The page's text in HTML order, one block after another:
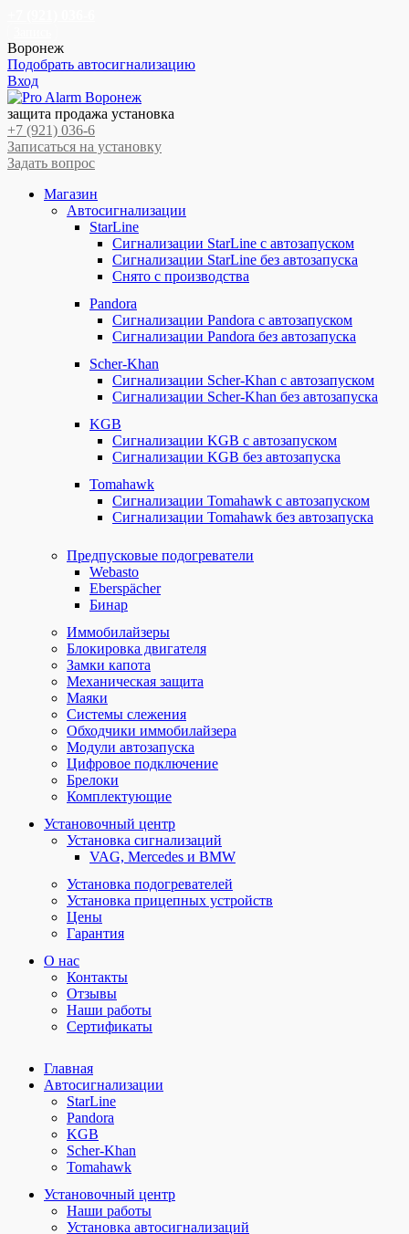
Воронеж
Подобрать автосигнализацию
Вход
Перейти
к
навигации
Перейти
к
содержимому
защита продажа установка
+7 (921) 036-6
Записаться на установку
Задать вопрос
Магазин
Автосигнализации
StarLine
Сигнализации StarLine с автозапуском
Сигнализации StarLine без автозапуска
Снято с производства
Pandora
Сигнализации Pandora с автозапуском
Сигнализации Pandora без автозапуска
Scher-Khan
Сигнализации Scher-Khan с автозапуском
Сигнализации Scher-Khan без автозапуска
KGB
Сигнализации KGB с автозапуском
Сигнализации KGB без автозапуска
Tomahawk
Сигнализации Tomahawk с автозапуском
Сигнализации Tomahawk без автозапуска
Предпусковые подогреватели
Webasto
Eberspächer
Бинар
Иммобилайзеры
Блокировка двигателя
Замки капота
Механическая защита
Маяки
Системы слежения
Обходчики иммобилайзера
Модули автозапуска
Цифровое подключение
Брелоки
Комплектующие
Установочный центр
Установка сигнализаций
VAG, Mercedes и BMW
Установка подогревателей
Установка прицепных устройств
Цены
Гарантия
О нас
Контакты
Отзывы
Наши работы
Сертификаты
Главная
Автосигнализации
StarLine
Pandora
KGB
Scher-Khan
Tomahawk
Установочный центр
Наши работы
Установка автосигнализаций